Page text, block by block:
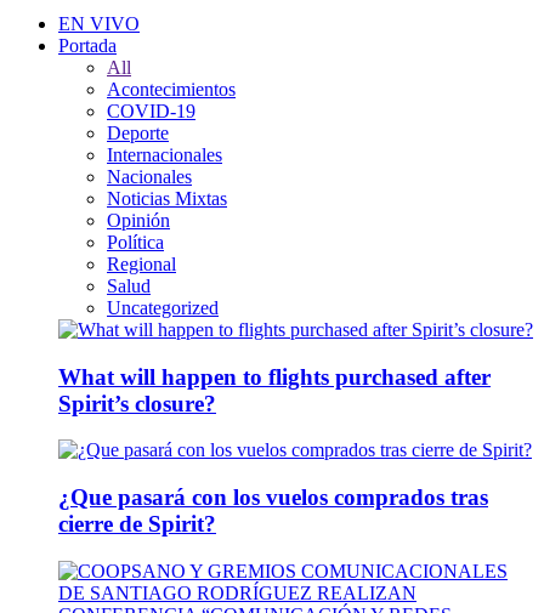
EN VIVO
Portada
All
Acontecimientos
COVID-19
Deporte
Internacionales
Nacionales
Noticias Mixtas
Opinión
Política
Regional
Salud
Uncategorized
What will happen to flights purchased after
Spirit’s closure?
¿Que pasará con los vuelos comprados tras
cierre de Spirit?